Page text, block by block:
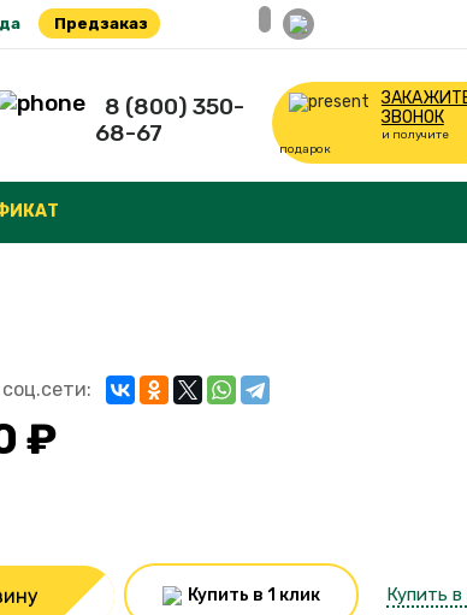
Предзаказ
8 (800) 350-
68-67
ЗВОНОК
и получите
подарок
₽
Купить в 1 клик Купить